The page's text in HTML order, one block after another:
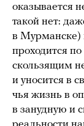
оказывается
такой нет:
в Мурманске)
проходится
скользящим
и уносится в
чья жизнь в
в занудную и